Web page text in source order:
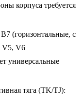
корпуса требуется
(горизонтальные, с
V5, V6
универсальные
тяга (TK/TJ):